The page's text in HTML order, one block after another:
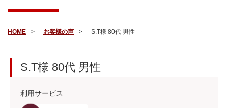
HOME お客様の声 S.T様 80代 男性
S.T様 80代 男性
利用サービス